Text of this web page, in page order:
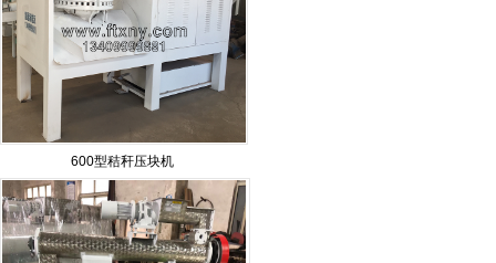
600型秸秆压块机